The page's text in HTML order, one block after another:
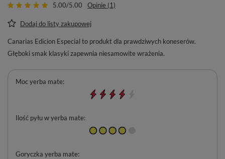
5.00/5.00 Opinie (1)
Dodaj do listy zakupowej
Canarias Edicion Especial to produkt dla prawdziwych koneserów.
Głęboki smak klasyki zapewnia niesamowite wrażenia.
Moc yerba mate
Ilość pyłu w yerba mate
Goryczka yerba mate